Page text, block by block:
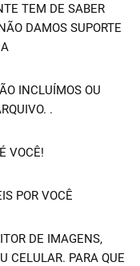
TEM DE SABER
DAMOS SUPORTE
INCLUÍMOS OU
.
VOCÊ!
POR VOCÊ
DE IMAGENS,
CELULAR. PARA QUE